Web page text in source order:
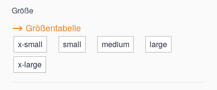
Größe
Größentabelle
x-small small medium
large
x-large